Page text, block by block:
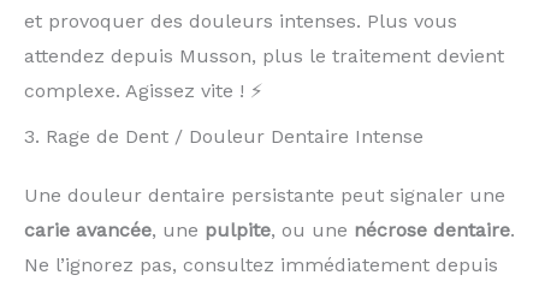
et provoquer des douleurs intenses. Plus vous
attendez depuis Musson, plus le traitement devient
complexe. Agissez vite ! ⚡
3. Rage de Dent / Douleur Dentaire Intense
Une douleur dentaire persistante peut signaler une
carie avancée, une pulpite, ou une nécrose dentaire.
Ne l’ignorez pas, consultez immédiatement depuis